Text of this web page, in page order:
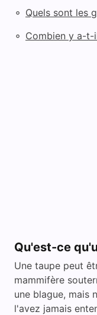
◦ Quels sont les
◦ Combien y a-t-
Qu'est-ce
Une taupe peut
mammifère
une blague, mais
l'avez jamais